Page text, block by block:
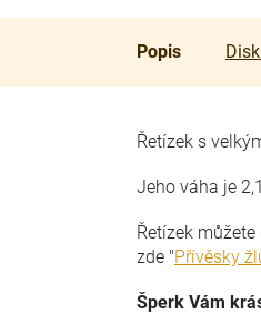
Popis
Řetízek s
Jeho váha je
Řetízek
zde "Přívěsky
Šperk Vám